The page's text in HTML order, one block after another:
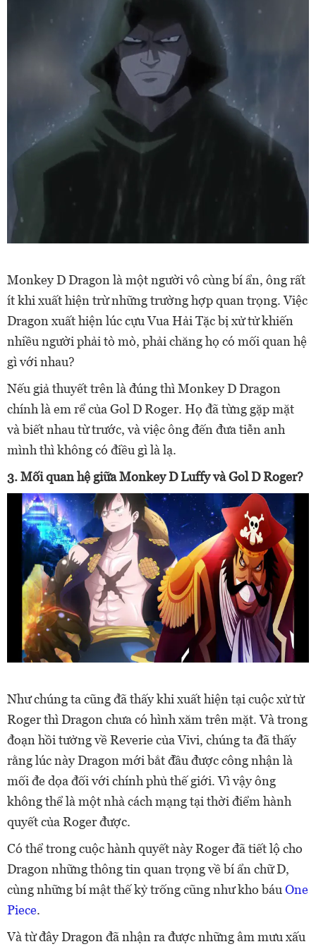
Monkey D Dragon là một người vô cùng bí ẩn, ông rất
ít khi xuất hiện trừ những trường hợp quan trọng. Việc
Dragon xuất hiện lúc cựu Vua Hải Tặc bị xử tử khiến
nhiều người phải tò mò, phải chăng họ có mối quan hệ
gì với nhau?
Nếu giả thuyết trên là đúng thì Monkey D Dragon
chính là em rể của Gol D Roger. Họ đã từng gặp mặt
và biết nhau từ trước, và việc ông đến đưa tiễn anh
mình thì không có điều gì là lạ.
3. Mối quan hệ giữa Monkey D Luffy và Gol D Roger?
Như chúng ta cũng đã thấy khi xuất hiện tại cuộc xử tử
Roger thì Dragon chưa có hình xăm trên mặt. Và trong
đoạn hồi tưởng về Reverie của Vivi, chúng ta đã thấy
rằng lúc này Dragon mới bắt đầu được công nhận là
mối đe dọa đối với chính phủ thế giới. Vì vậy ông
không thể là một nhà cách mạng tại thời điểm hành
quyết của Roger được.
Có thể trong cuộc hành quyết này Roger đã tiết lộ cho
Dragon những thông tin quan trọng về bí ẩn chữ D,
cùng những bí mật thế kỷ trống cũng như kho báuOne
Piece.
Và từ đây Dragon đã nhận ra được những âm mưu xấu